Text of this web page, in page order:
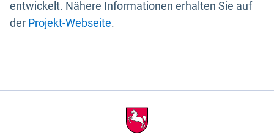
entwickelt. Nähere Informationen erhalten Sie auf
der Projekt-Webseite.